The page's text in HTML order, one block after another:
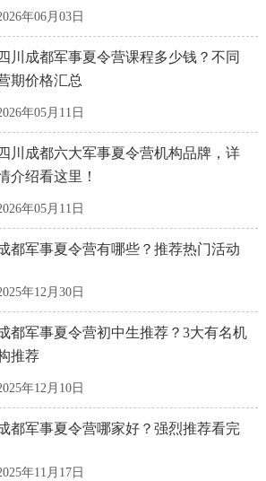
年06月03日
四川成都军事夏令营课程多少钱？不同
期价格汇总
年05月11日
四川成都六大军事夏令营机构品牌，详
介绍看这里！
年05月11日
都军事夏令营有哪些？推荐热门活动
年12月30日
都军事夏令营初中生推荐？3大有名机
推荐
年12月10日
都军事夏令营哪家好？强烈推荐看完
年11月17日